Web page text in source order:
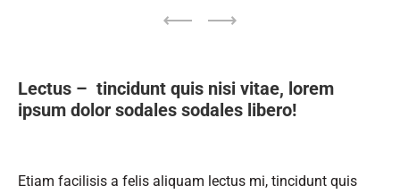
Lectus – tincidunt quis nisi vitae, lorem
ipsum dolor sodales sodales libero!
Etiam facilisis a felis aliquam lectus mi, tincidunt quis